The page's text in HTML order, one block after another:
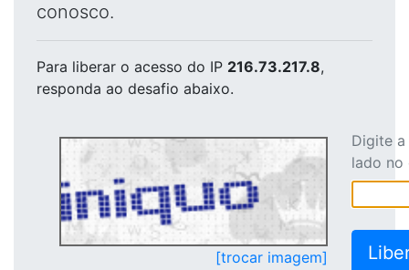
conosco.
Para liberar o acesso do IP 216.73.217.8,
responda ao desafio abaixo.
[trocar imagem]
Digite
lado no